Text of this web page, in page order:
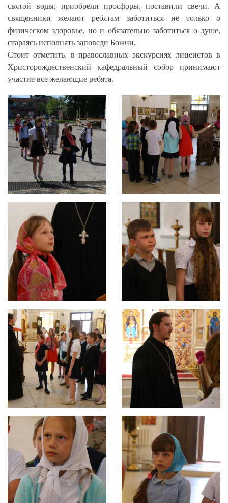
святой воды, приобрели просфоры, поставили свечи. А
священники желают ребятам заботиться не только о
физическом здоровье, но и обязательно заботиться о душе,
стараясь исполнять заповеди Божии.
Стоит отметить, в православных экскурсиях лицеистов в
Христорождественский кафедральный собор принимают
участие все желающие ребята.